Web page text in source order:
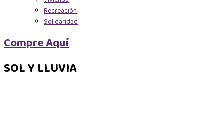
Recreación
Solidaridad
Compre Aquí
SOL Y LLUVIA